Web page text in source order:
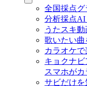
全国採点グ
分析採点AI
うたスキ動
歌いたい曲
カラオケで
キョクナビ
スマホが
サビだけを